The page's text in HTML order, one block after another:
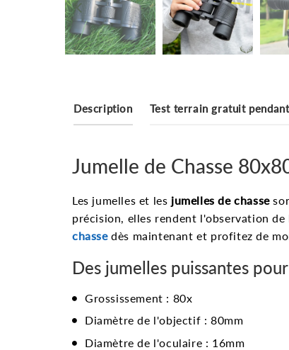
Description Test terrain gratuit
Jumelle de Chasse
Les jumelles et les jumelles de chasse
précision, elles rendent l'observation
chassedès maintenant et profitez de
Des jumelles puissantes
Grossissement : 80x
Diamètre de l'objectif : 80mm
Diamètre de l'oculaire : 16mm